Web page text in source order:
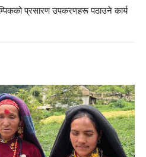
प्रसारण उपकरणहरू पठाउने कार्य